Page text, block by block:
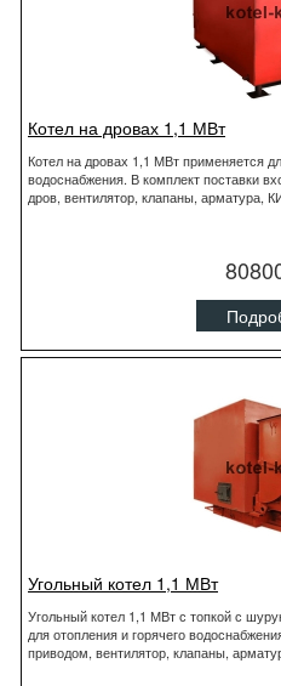
Котел на дровах 1,1 МВт
Котел на дровах 1,1 МВт применяется
водоснабжения. В комплект поставки
дров, вентилятор, клапаны, арматура,
Угольный котел 1,1 МВт
Угольный котел 1,1 МВт с топкой с
для отопления и горячего
приводом, вентилятор, клапаны,